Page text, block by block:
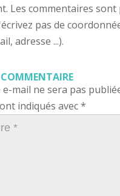
Les commentaires sont
pas de
adresse ...).
mail ne sera pas
indiqués avec*